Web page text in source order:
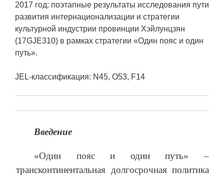
2017 год: поэтапные результаты исследования пути
развития интернационализации и стратегии
культурной индустрии провинции Хэйлунцзян
(17GJE310) в рамках стратегии «Один пояс и один
путь».
JEL-классификация: N45, O53, F14
Введение
«Один пояс и один путь» –
трансконтинентальная долгосрочная политика